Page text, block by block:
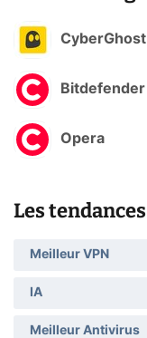
CyberGhost
Bitdefender
Opera
Les tendances
Meilleur VPN
IA
Meilleur Antivirus